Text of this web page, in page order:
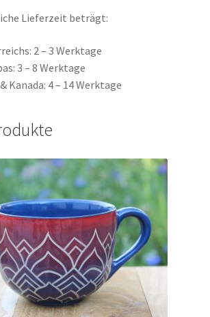
Lieferzeit beträgt:
2 – 3 Werktage
3 – 8 Werktage
Kanada: 4 – 14 Werktage